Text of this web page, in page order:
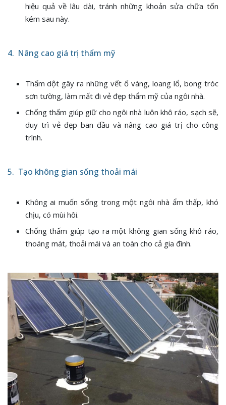
hiệu quả về lâu dài, tránh những khoản sửa chữa tốn
kém sau này.
4. Nâng cao giá trị thẩm mỹ
Thấm dột gây ra những vết ố vàng, loang lổ, bong tróc
sơn tường, làm mất đi vẻ đẹp thẩm mỹ của ngôi nhà.
Chống thấm giúp giữ cho ngôi nhà luôn khô ráo, sạch sẽ,
duy trì vẻ đẹp ban đầu và nâng cao giá trị cho công
trình.
5. Tạo không gian sống thoải mái
Không ai muốn sống trong một ngôi nhà ẩm thấp, khó
chịu, có mùi hôi.
Chống thấm giúp tạo ra một không gian sống khô ráo,
thoáng mát, thoải mái và an toàn cho cả gia đình.